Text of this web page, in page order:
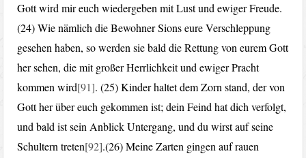
Gott wird mir euch wiedergeben mit Lust und ewiger Freude.
(24) Wie nämlich die Bewohner Sions eure Verschleppung
gesehen haben, so werden sie bald die Rettung von eurem Gott
her sehen, die mit großer Herrlichkeit und ewiger Pracht
kommen wird[91]. (25) Kinder haltet dem Zorn stand, der von
Gott her über euch gekommen ist; dein Feind hat dich verfolgt,
und bald ist sein Anblick Untergang, und du wirst auf seine
Schultern treten[92].(26) Meine Zarten gingen auf rauen